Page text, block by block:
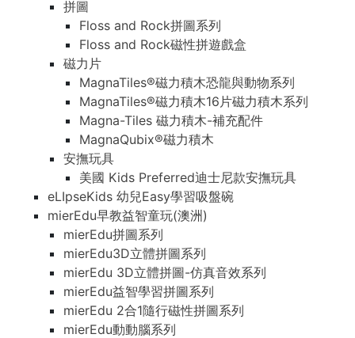
拼圖
Floss and Rock拼圖系列
Floss and Rock磁性拼遊戲盒
磁力片
MagnaTiles®磁力積木恐龍與動物系列
MagnaTiles®磁力積木16片磁力積木系列
Magna-Tiles 磁力積木-補充配件
MagnaQubix®磁力積木
安撫玩具
美國 Kids Preferred迪士尼款安撫玩具
eLIpseKids 幼兒Easy學習吸盤碗
mierEdu早教益智童玩(澳洲)
mierEdu拼圖系列
mierEdu3D立體拼圖系列
mierEdu 3D立體拼圖-仿真音效系列
mierEdu益智學習拼圖系列
mierEdu 2合1隨行磁性拼圖系列
mierEdu動動腦系列